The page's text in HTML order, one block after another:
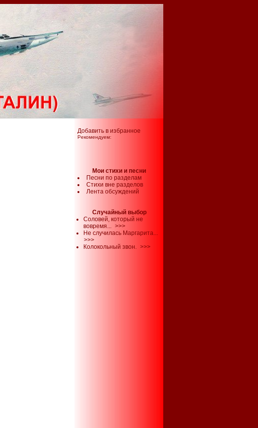
Добавить в избранное
Рекомендуем:
Мои стихи и песни
Песни по разделам
Стихи вне разделов
Лента обсуждений
Случайный выбор
Соловей, который не
вовремя... >>>
Не случилась Маргарита...
>>>
Колокольный звон. >>>